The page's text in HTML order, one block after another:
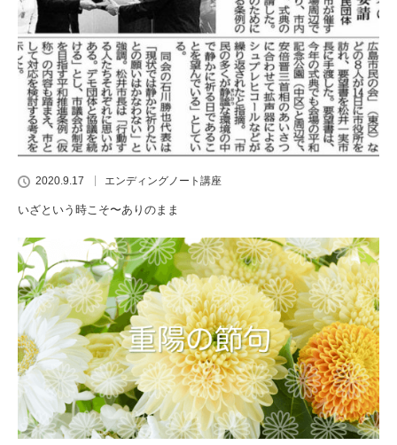
2020.9.17 エンディングノート講座
いざという時こそ〜ありのまま